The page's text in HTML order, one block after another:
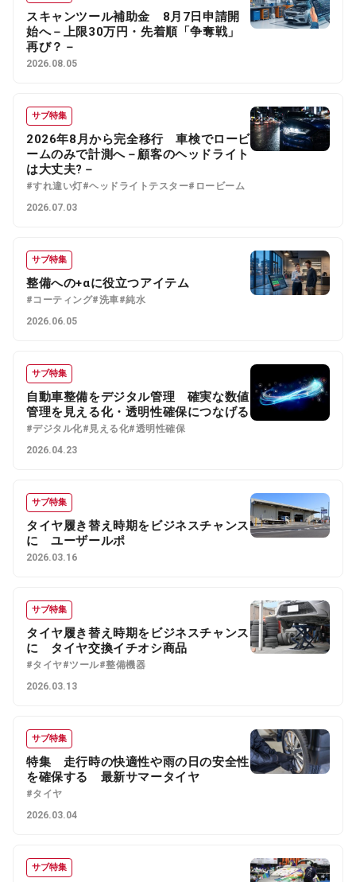
スキャンツール補助金 8月7日申請開
始へ－上限30万円・先着順「争奪戦」
再び？－
2026.08.05
サブ特集
2026年8月から完全移行 車検でロービ
ームのみで計測へ－顧客のヘッドライト
は大丈夫?－
#すれ違い灯#ヘッドライトテスター#ロービーム
2026.07.03
サブ特集
整備への+αに役立つアイテム
#コーティング#洗車#純水
2026.06.05
サブ特集
自動車整備をデジタル管理 確実な数値
管理を見える化・透明性確保につなげる
#デジタル化#見える化#透明性確保
2026.04.23
サブ特集
タイヤ履き替え時期をビジネスチャンス
に ユーザールポ
2026.03.16
サブ特集
タイヤ履き替え時期をビジネスチャンス
に タイヤ交換イチオシ商品
#タイヤ#ツール#整備機器
2026.03.13
サブ特集
特集 走行時の快適性や雨の日の安全性
を確保する 最新サマータイヤ
#タイヤ
2026.03.04
サブ特集